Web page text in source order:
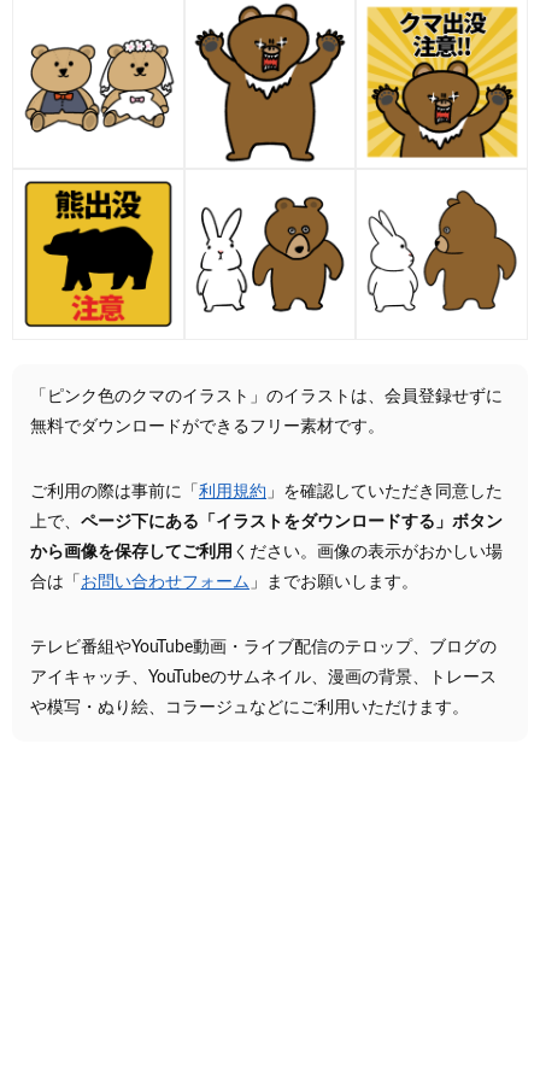
「ピンク色のクマのイラスト」のイラストは、会員登録せずに
無料でダウンロードができるフリー素材です。
ご利用の際は事前に「 利用規約 」を確認していただき同意した
上で、 ページ下にある「イラストをダウンロードする」ボタン
から画像を保存してご利用 ください。画像の表示がおかしい場
合は「 お問い合わせフォーム 」までお願いします。
テレビ番組やYouTube動画・ライブ配信のテロップ、ブログの
アイキャッチ、YouTubeのサムネイル、漫画の背景、トレース
や模写・ぬり絵、コラージュなどにご利用いただけます。